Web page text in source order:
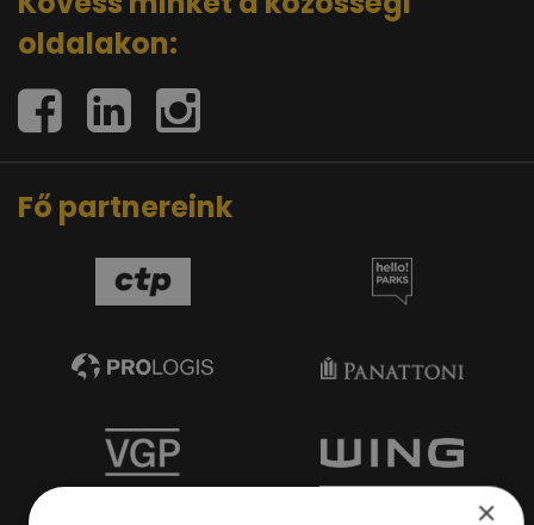
oldalakon:
Fő partnereink
×